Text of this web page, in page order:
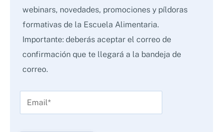
webinars, novedades, promociones y píldoras
formativas de la Escuela Alimentaria.
Importante: deberás aceptar el correo de
confirmación que te llegará a la bandeja de
correo.